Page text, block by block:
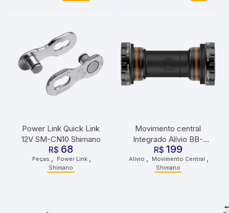
Power Link Quick Link
12V SM-CN10 Shimano
R$ 68
Peças , Power Link ,
Shimano
Movimento central
Integrado Alívio BB-
MT501
R$ 199
Alivio , Movimento Central ,
Shimano